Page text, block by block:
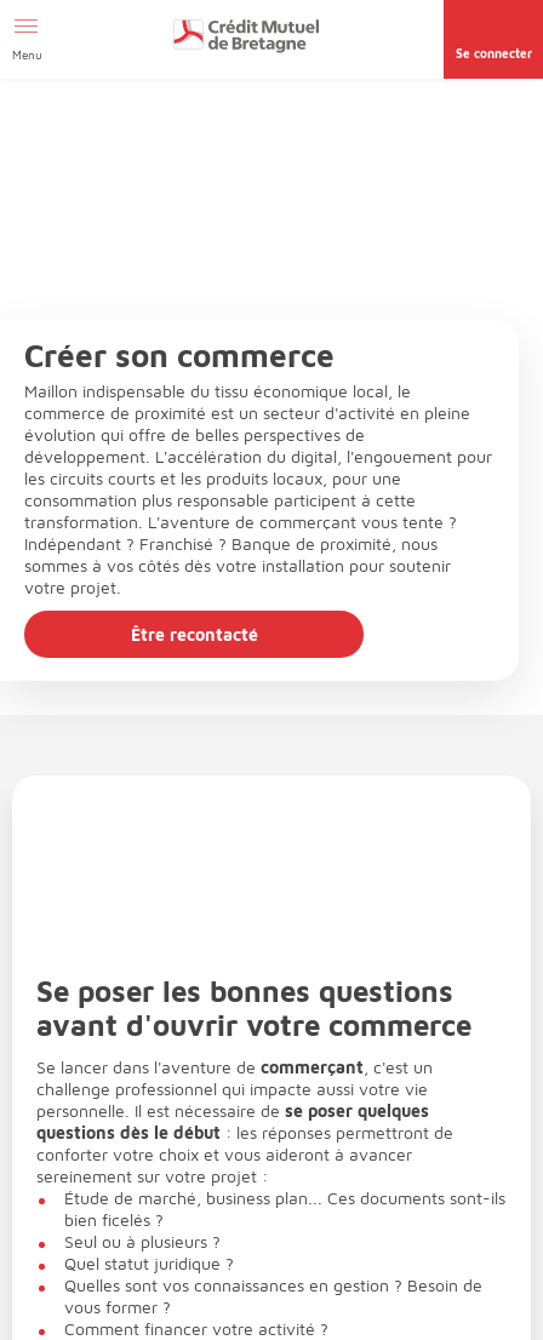
Menu Se connecter
Créer son commerce
Maillon indispensable du tissu économique local, le
commerce de proximité est un secteur d'activité en pleine
évolution qui offre de belles perspectives de
développement. L'accélération du digital, l'engouement pour
les circuits courts et les produits locaux, pour une
consommation plus responsable participent à cette
transformation. L'aventure de commerçant vous tente ?
Indépendant ? Franchisé ? Banque de proximité, nous
sommes à vos côtés dès votre installation pour soutenir
votre projet.
Être recontacté
Se poser les bonnes questions
avant d'ouvrir votre commerce
Se lancer dans l'aventure de commerçant , c'est un
challenge professionnel qui impacte aussi votre vie
personnelle. Il est nécessaire de se poser quelques
questions dès le début : les réponses permettront de
conforter votre choix et vous aideront à avancer
sereinement sur votre projet :
Étude de marché, business plan... Ces documents sont-ils
bien ficelés ?
Seul ou à plusieurs ?
Quel statut juridique ?
Quelles sont vos connaissances en gestion ? Besoin de
vous former ?
Comment financer votre activité ?